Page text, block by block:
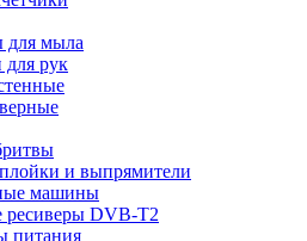
для мыла
рук
и выпрямители
машины
DVB-T2
питания